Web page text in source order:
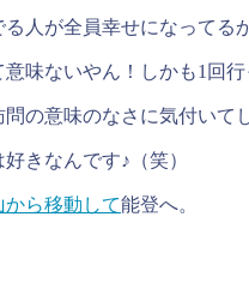
人が全員幸せになってる
味ないやん！しかも1回
の意味のなさに気付いて
きなんです♪（笑）
から移動して能登へ。